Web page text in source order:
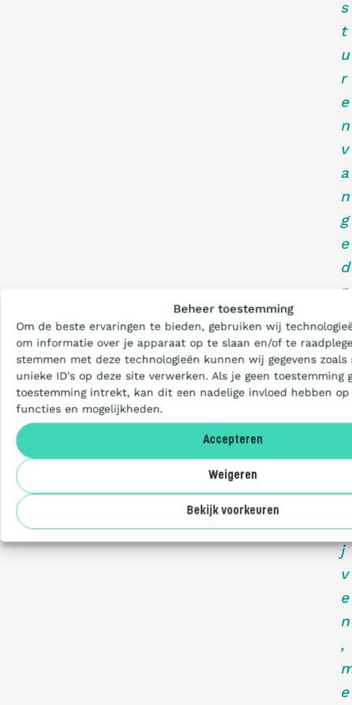
Beheer toestemming
Om de beste ervaringen te bieden, gebruiken wij
om informatie over je apparaat op te slaan en/of te
stemmen met deze technologieën kunnen wij gegevens zoals
unieke ID's op deze site verwerken. Als je geen toestemming
toestemming intrekt, kan dit een nadelige invloed hebben op
functies en mogelijkheden.
Accepteren
Weigeren
Bekijk voorkeuren
s
t
u
r
e
n
v
a
n
g
e
d
r
g
b
i
e
i
j
v
e
n
,
e
Certificeren
Aanbesteden
Deelnemers
Over ons